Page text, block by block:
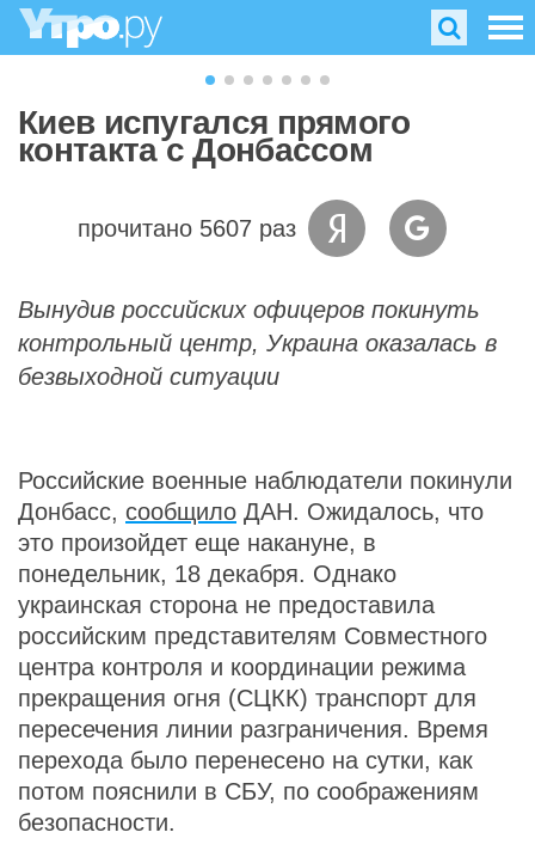
Киев испугался прямого
контакта с Донбассом
прочитано 5607 раз
Вынудив российских офицеров покинуть
контрольный центр, Украина оказалась в
безвыходной ситуации
Российские военные наблюдатели покинули
Донбасс, сообщило ДАН. Ожидалось, что
это произойдет еще накануне, в
понедельник, 18 декабря. Однако
украинская сторона не предоставила
российским представителям Совместного
центра контроля и координации режима
прекращения огня (СЦКК) транспорт для
пересечения линии разграничения. Время
перехода было перенесено на сутки, как
потом пояснили в СБУ, по соображениям
безопасности.